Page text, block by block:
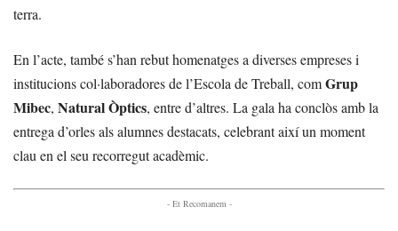
terra.
En l’acte, també s’han rebut homenatges a diverses empreses i
institucions col·laboradores de l’Escola de Treball, comGrup
Mibec, Natural Òptics, entre d’altres. La gala ha conclòs amb la
entrega d’orles als alumnes destacats, celebrant així un moment
clau en el seu recorregut acadèmic.
- Et Recomanem -